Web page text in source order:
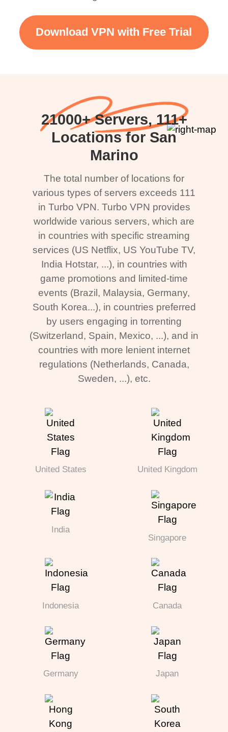
Download VPN with Free Trial
21000+ Servers, 111+
Locations for San
Marino
The total number of locations for
various types of servers exceeds 111
in Turbo VPN. Turbo VPN provides
worldwide various servers, which are
in countries with specific streaming
services (US Netflix, US YouTube TV,
India Hotstar, ...), in countries with
game promotions and limited-time
events (Brazil, Malaysia, Germany,
South Korea...), in countries preferred
by users engaging in torrenting
(Switzerland, Spain, Mexico, ...), and in
countries with more lenient internet
regulations (Netherlands, Canada,
Sweden, ...), etc.
United States United Kingdom
India
Singapore
Indonesia Canada
Germany Japan